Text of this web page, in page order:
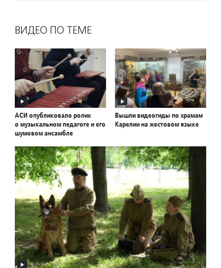
ВИДЕО ПО ТЕМЕ
АСИ опубликовало ролик
о музыкальном педагоге и его
шумовом ансамбле
Вышли видеогиды по храмам
Карелии на жестовом языке